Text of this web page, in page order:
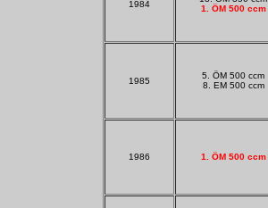
1984
1. ÖM 500 ccm
1985
5. ÖM 500 ccm
8. EM 500 ccm
1986 1. ÖM 500 ccm